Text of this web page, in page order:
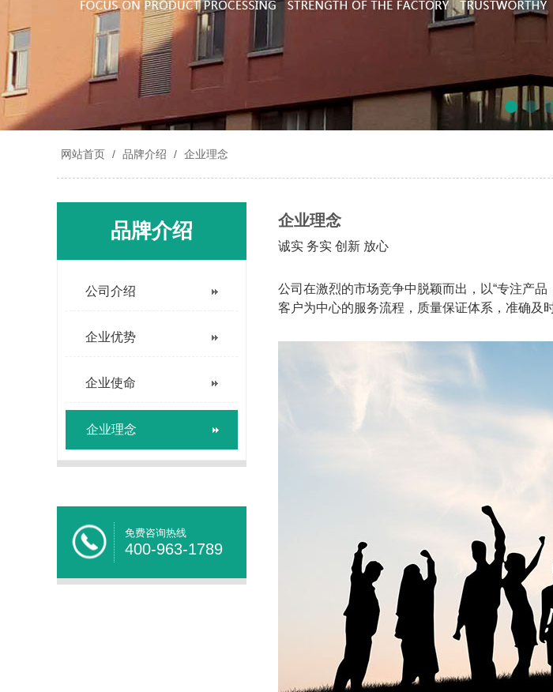
网站首页 / 品牌介绍 / 企业理念
品牌介绍
公司介绍
企业优势
企业使命
企业理念
免费咨询热线
400-963-1789
企业理念
诚实 务实 创新 放心
公司在激烈的市场竞争中脱颖而出，以“专注产
客户为中心的服务流程，质量保证体系，准确及